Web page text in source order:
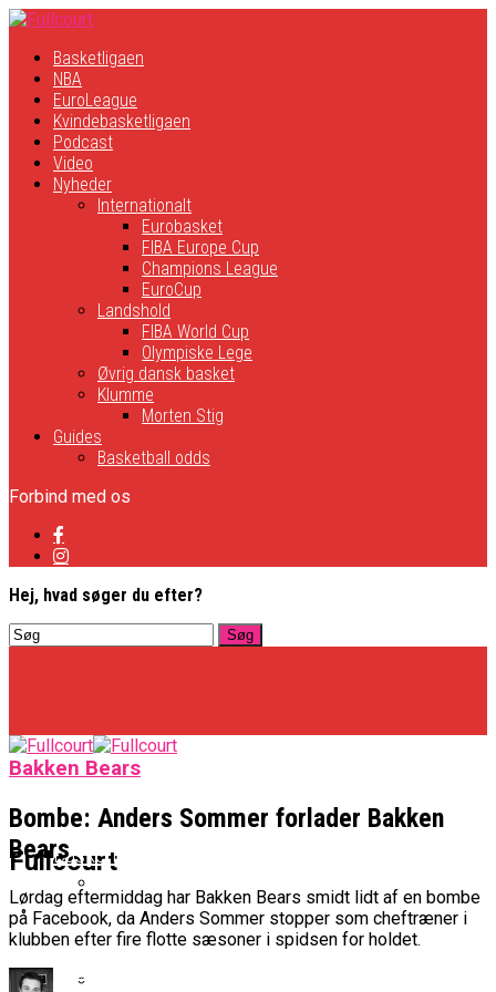
Basketligaen
NBA
EuroLeague
Kvindebasketligaen
Podcast
Video
Nyheder
Internationalt
Eurobasket
FIBA Europe Cup
Champions League
EuroCup
Landshold
FIBA World Cup
Olympiske Lege
Øvrig dansk basket
Klumme
Morten Stig
Guides
Basketball odds
Forbind med os
Hej, hvad søger du efter?
Fullcourt
Basketligaen
Officielt: Vejen Gafler Dansker Hos Rabbits
NBA
Bakken Bears
Bombe: Anders Sommer forlader Bakken
Bears
Lørdag eftermiddag har Bakken Bears smidt lidt af en bombe
på Facebook, da Anders Sommer stopper som cheftræner i
klubben efter fire flotte sæsoner i spidsen for holdet.